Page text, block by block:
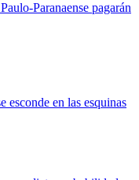
Paranaense pagarán
esconde en las esquinas